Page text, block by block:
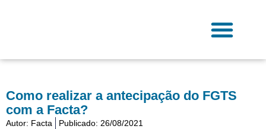
Como realizar a antecipação do FGTS
com a Facta?
Autor: Facta Publicado: 26/08/2021